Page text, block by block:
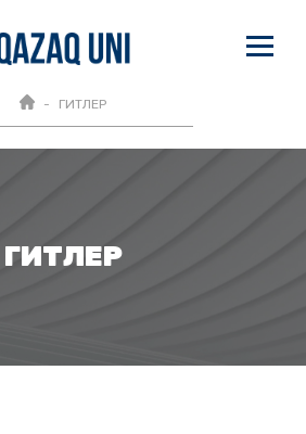
ГИТЛЕР
ГИТЛЕР